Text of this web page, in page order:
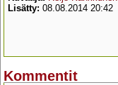
Lisätty: 08.08.2014 20:42
Kommentit